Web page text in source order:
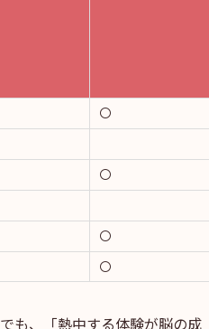
〇
〇
〇
〇
でも、「熱中する体験が脳の成